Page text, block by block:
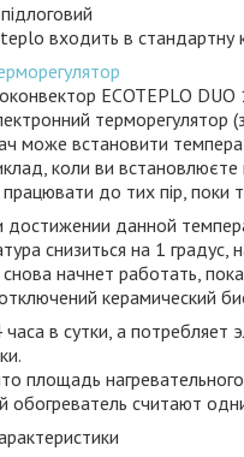
входить в стандартну
ECOTEPLO
терморегулятор (з
може встановити
коли ви
працювати до тих пір, поки
данной
снизиться на 1
начнет работать,
керамический
в сутки, а потребляет
площадь
обогреватель считают